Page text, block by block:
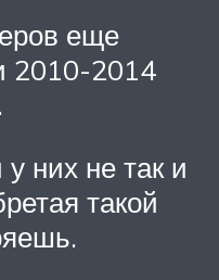
еще
2010-2014
них не так и
такой